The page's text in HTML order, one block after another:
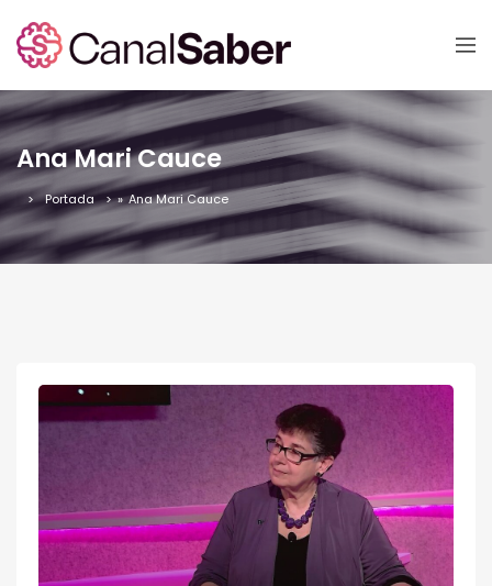
Ana Mari Cauce
Portada » Ana Mari Cauce